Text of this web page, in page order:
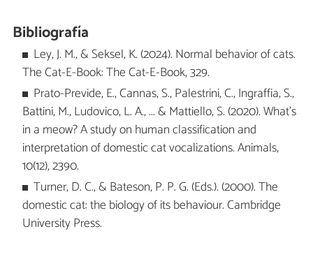
Bibliografía
Ley, J. M., & Seksel, K. (2024). Normal behavior of cats.
The Cat-E-Book: The Cat-E-Book, 329.
Prato-Previde, E., Cannas, S., Palestrini, C., Ingraffia, S.,
Battini, M., Ludovico, L. A., ... & Mattiello, S. (2020). What’s
in a meow? A study on human classification and
interpretation of domestic cat vocalizations. Animals,
10(12), 2390.
Turner, D. C., & Bateson, P. P. G. (Eds.). (2000). The
domestic cat: the biology of its behaviour. Cambridge
University Press.